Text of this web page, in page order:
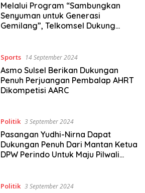
Melalui Program “Sambungkan
Senyuman untuk Generasi
Gemilang”, Telkomsel Dukung
Sports 14 September 2024
Asmo Sulsel Berikan Dukungan
Penuh Perjuangan Pembalap AHRT
Dikompetisi AARC
Politik 3 September 2024
Pasangan Yudhi-Nirna Dapat
Dukungan Penuh Dari Mantan Ketua
DPW Perindo Untuk Maju Pilwali
Politik 3 September 2024